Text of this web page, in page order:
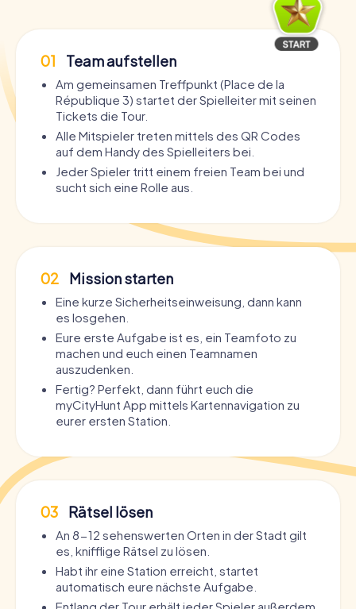
01 Team aufstellen
Am gemeinsamen Treffpunkt (Place de la
République 3) startet der Spielleiter mit seinen
Tickets die Tour.
Alle Mitspieler treten mittels des QR Codes
auf dem Handy des Spielleiters bei.
Jeder Spieler tritt einem freien Team bei und
sucht sich eine Rolle aus.
02 Mission starten
Eine kurze Sicherheitseinweisung, dann kann
es losgehen.
Eure erste Aufgabe ist es, ein Teamfoto zu
machen und euch einen Teamnamen
auszudenken.
Fertig? Perfekt, dann führt euch die
myCityHunt App mittels Kartennavigation zu
eurer ersten Station.
03 Rätsel lösen
An 8-12 sehenswerten Orten in der Stadt gilt
es, knifflige Rätsel zu lösen.
Habt ihr eine Station erreicht, startet
automatisch eure nächste Aufgabe.